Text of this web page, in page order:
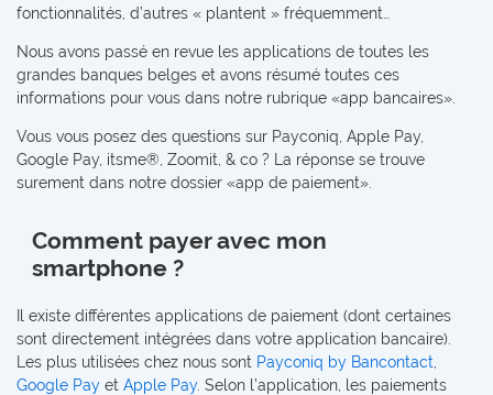
fonctionnalités, d’autres « plantent » fréquemment…
Nous avons passé en revue les applications de toutes les
grandes banques belges et avons résumé toutes ces
informations pour vous dans notre rubrique «app bancaires».
Vous vous posez des questions sur Payconiq, Apple Pay,
Google Pay, itsme®, Zoomit, & co ? La réponse se trouve
surement dans notre dossier «app de paiement».
Comment payer avec mon
smartphone ?
Il existe différentes applications de paiement (dont certaines
sont directement intégrées dans votre application bancaire).
Les plus utilisées chez nous sont Payconiq by Bancontact
Google Pay et Apple Pay. Selon l’application, les paiements